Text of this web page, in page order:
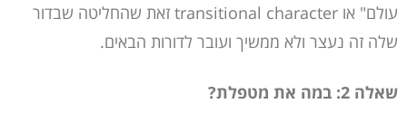
עולם" או transitional character זאת שהחליטה שבדור
שלה זה נעצר ולא ממשיך ועובר לדורות הבאים.
שאלה 2: במה את מטפלת?